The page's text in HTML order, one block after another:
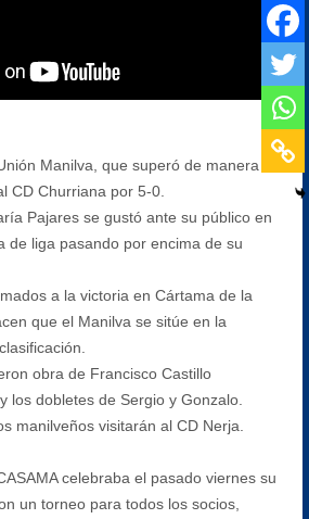
Manilva, que superó de manera
CD Churriana por 5-0.
Pajares se gustó ante su público en
de liga pasando por encima de su
a la victoria en Cártama de la
que el Manilva se sitúe en la
obra de Francisco Castillo
los dobletes de Sergio y Gonzalo.
manilveños visitarán al CD Nerja.
celebraba el pasado viernes su
un torneo para todos los socios,